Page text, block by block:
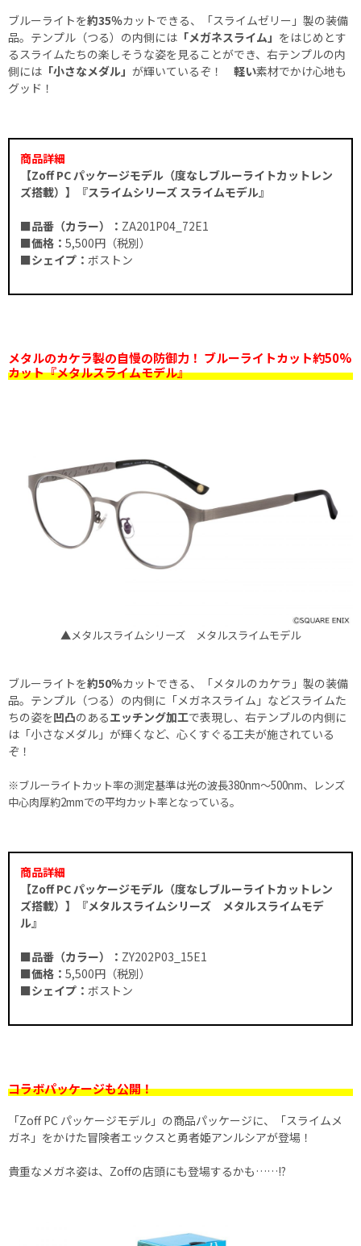
ブルーライトを約35％カットできる、「スライムゼリー」製の装備
品。テンプル（つる）の内側には 「メガネスライム」 をはじめとす
るスライムたちの楽しそうな姿を見ることができ、右テンプルの内
側には 「小さなメダル」 が輝いているぞ！ 軽い素材でかけ心地も
グッド！
商品詳細
【Zoff PC パッケージモデル（度なしブルーライトカットレン
ズ搭載）】『スライムシリーズ スライムモデル』
■品番（カラー）： ZA201P04_72E1
■価格： 5,500円（税別）
■シェイプ： ボストン
メタルのカケラ製の自慢の防御力！ ブルーライトカット約50%
カット『メタルスライムモデル』
▲メタルスライムシリーズ メタルスライムモデル
ブルーライトを約50％カットできる、「メタルのカケラ」製の装備
品。テンプル（つる）の内側に「メガネスライム」などスライムた
ちの姿を凹凸のあるエッチング加工で表現し、右テンプルの内側に
は「小さなメダル」が輝くなど、心くすぐる工夫が施されている
ぞ！
※ブルーライトカット率の測定基準は光の波長380nm～500nm、レンズ
中心肉厚約2mmでの平均カット率となっている。
商品詳細
【Zoff PC パッケージモデル（度なしブルーライトカットレン
ズ搭載）】『メタルスライムシリーズ メタルスライムモデ
ル』
■品番（カラー）： ZY202P03_15E1
■価格： 5,500円（税別）
■シェイプ： ボストン
コラボパッケージも公開！
「Zoff PC パッケージモデル」の商品パッケージに、「スライムメ
ガネ」をかけた冒険者エックスと勇者姫アンルシアが登場！
貴重なメガネ姿は、Zoffの店頭にも登場するかも……!?